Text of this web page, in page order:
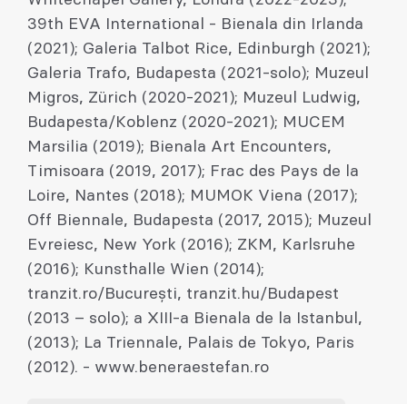
39th EVA International - Bienala din Irlanda
(2021); Galeria Talbot Rice, Edinburgh (2021);
Galeria Trafo, Budapesta (2021-solo); Muzeul
Migros, Zürich (2020-2021); Muzeul Ludwig,
Budapesta/Koblenz (2020-2021); MUCEM
Marsilia (2019); Bienala Art Encounters,
Timisoara (2019, 2017); Frac des Pays de la
Loire, Nantes (2018); MUMOK Viena (2017);
Off Biennale, Budapesta (2017, 2015); Muzeul
Evreiesc, New York (2016); ZKM, Karlsruhe
(2016); Kunsthalle Wien (2014);
tranzit.ro/București, tranzit.hu/Budapest
(2013 – solo); a XIII-a Bienala de la Istanbul,
(2013); La Triennale, Palais de Tokyo, Paris
(2012). - www.beneraestefan.ro